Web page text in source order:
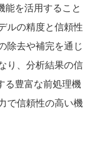
能を活用すること
ルの精度と信頼性
除去や補完を通じ
り、分析結果の信
る豊富な前処理機
で信頼性の高い機